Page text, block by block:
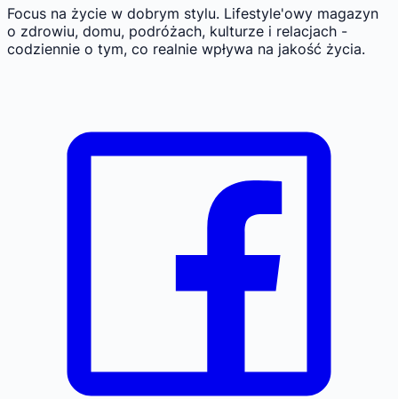
Focus na życie w dobrym stylu. Lifestyle'owy magazyn
o zdrowiu, domu, podróżach, kulturze i relacjach -
codziennie o tym, co realnie wpływa na jakość życia.